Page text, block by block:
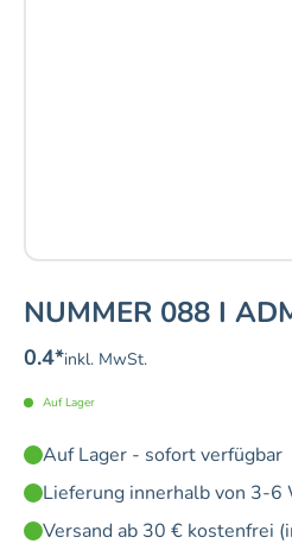
NUMMER 088 I
0.4*inkl. MwSt.
Auf Lager
Auf Lager - sofort verfügbar
Lieferung innerhalb von 3-6
Versand ab 30 € kostenfrei